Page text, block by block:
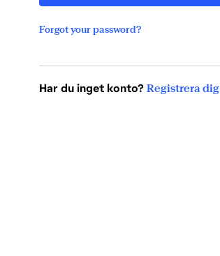
Forgot your password?
Har du inget konto? Registrera dig